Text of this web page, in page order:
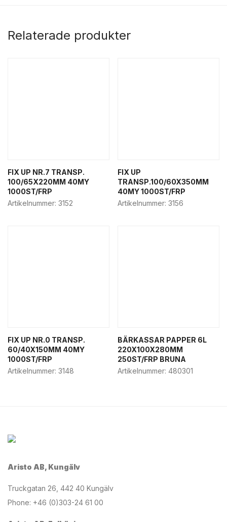
Relaterade produkter
FIX UP NR.7 TRANSP.
100/65X220MM 40MY
1000ST/FRP
Artikelnummer: 3152
FIX UP
TRANSP.100/60X350MM
40MY 1000ST/FRP
Artikelnummer: 3156
FIX UP NR.0 TRANSP.
60/40X150MM 40MY
1000ST/FRP
Artikelnummer: 3148
BÄRKASSAR PAPPER 6L
220X100X280MM
250ST/FRP BRUNA
Artikelnummer: 480301
Aristo AB, Kungälv
Truckgatan 26, 442 40 Kungälv
Phone: +46 (0)303-24 61 00